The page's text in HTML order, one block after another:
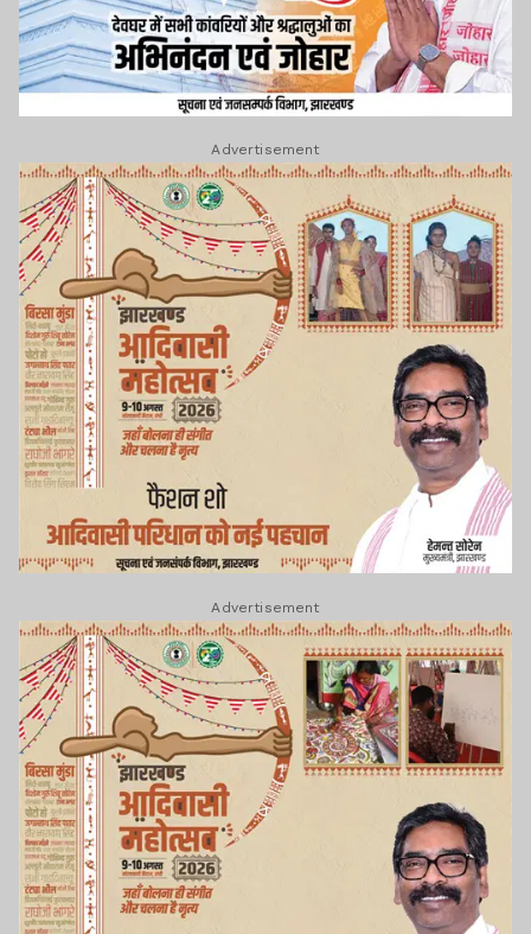
Advertisement
Advertisement